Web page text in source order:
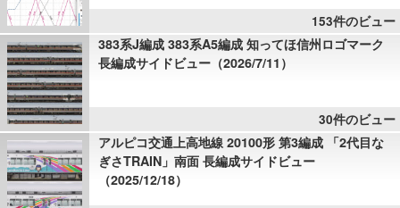
153件のビュー
383系J編成 383系A5編成 知ってほ信州ロゴマーク
長編成サイドビュー（2026/7/11）
30件のビュー
アルピコ交通上高地線 20100形 第3編成 「2代目な
ぎさTRAIN」南面 長編成サイドビュー
（2025/12/18）